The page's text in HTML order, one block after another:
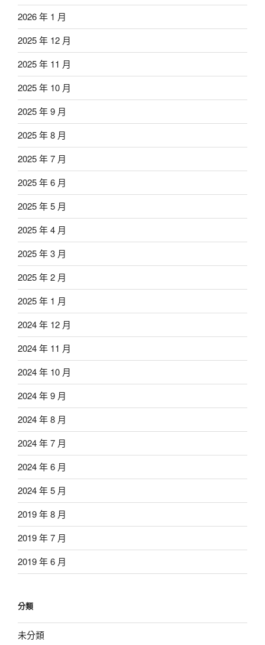
2026 年 1 月
2025 年 12 月
2025 年 11 月
2025 年 10 月
2025 年 9 月
2025 年 8 月
2025 年 7 月
2025 年 6 月
2025 年 5 月
2025 年 4 月
2025 年 3 月
2025 年 2 月
2025 年 1 月
2024 年 12 月
2024 年 11 月
2024 年 10 月
2024 年 9 月
2024 年 8 月
2024 年 7 月
2024 年 6 月
2024 年 5 月
2019 年 8 月
2019 年 7 月
2019 年 6 月
分類
未分類